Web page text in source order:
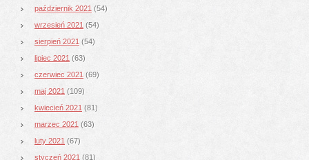
październik 2021 (54)
wrzesień 2021 (54)
sierpień 2021 (54)
lipiec 2021 (63)
czerwiec 2021 (69)
maj 2021 (109)
kwiecień 2021 (81)
marzec 2021 (63)
luty 2021 (67)
styczeń 2021 (81)